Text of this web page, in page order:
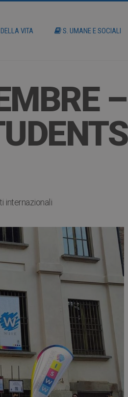
VITA S. UMANE E SOCIALI
–
internazionali